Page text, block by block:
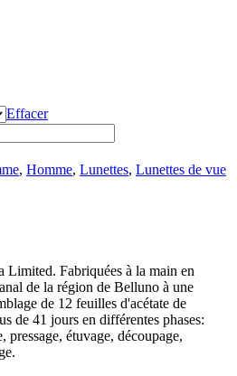
Effacer
, Homme, Lunettes, Lunettes de vue
Fabriquées à la main en
de la région de Belluno à une
de 12 feuilles d'acétate de
de 41 jours en différentes phases:
pressage, étuvage, découpage,